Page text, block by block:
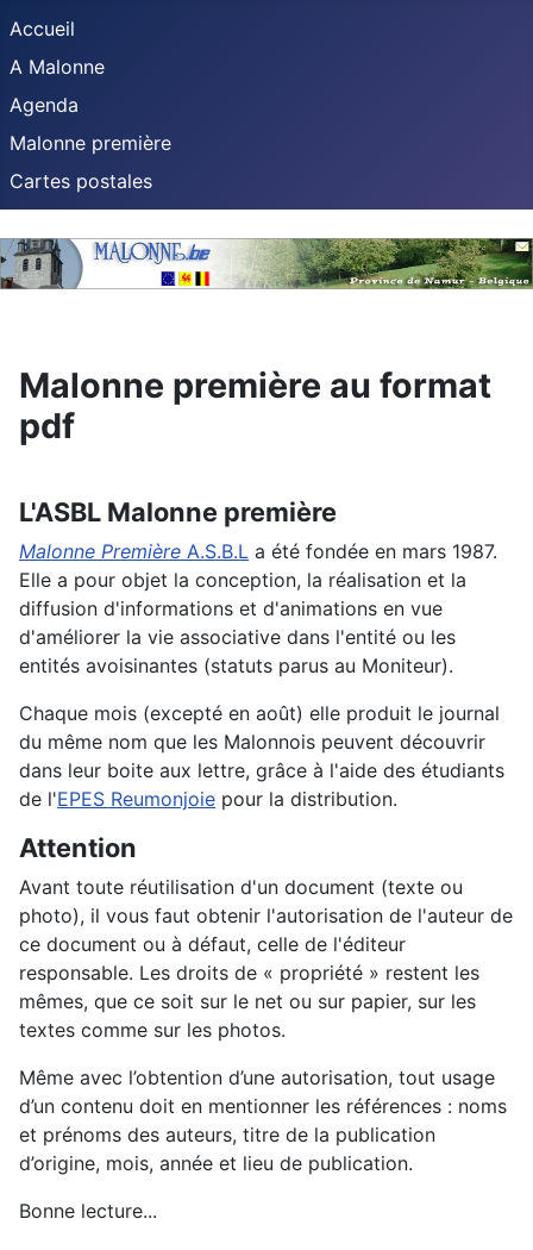
Accueil
A Malonne
Agenda
Malonne première
Cartes postales
Malonne première au format
pdf
L'ASBL Malonne première
Malonne Première A.S.B.L a été fondée en mars 1987.
Elle a pour objet la conception, la réalisation et la
diffusion d'informations et d'animations en vue
d'améliorer la vie associative dans l'entité ou les
entités avoisinantes (statuts parus au Moniteur).
Chaque mois (excepté en août) elle produit le journal
du même nom que les Malonnois peuvent découvrir
dans leur boite aux lettre, grâce à l'aide des étudiants
de l'EPES Reumonjoie pour la distribution.
Attention
Avant toute réutilisation d'un document (texte ou
photo), il vous faut obtenir l'autorisation de l'auteur de
ce document ou à défaut, celle de l'éditeur
responsable. Les droits de « propriété » restent les
mêmes, que ce soit sur le net ou sur papier, sur les
textes comme sur les photos.
Même avec l’obtention d’une autorisation, tout usage
d’un contenu doit en mentionner les références : noms
et prénoms des auteurs, titre de la publication
d’origine, mois, année et lieu de publication.
Bonne lecture...